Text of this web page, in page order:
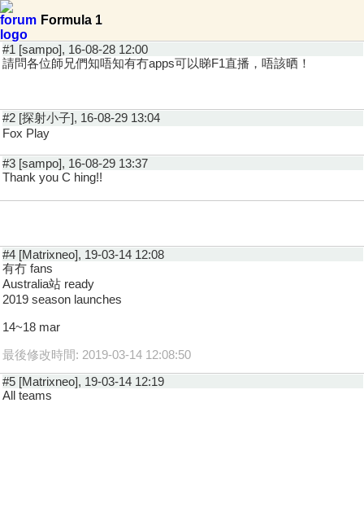
Formula 1
#1 [sampo], 16-08-28 12:00
請問各位師兄們知唔知有冇apps可以睇F1直播，唔該晒！
#2 [探射小子], 16-08-29 13:04
Fox Play
#3 [sampo], 16-08-29 13:37
Thank you C hing!!
#4 [Matrixneo], 19-03-14 12:08
有冇 fans
Australia站 ready
2019 season launches
14~18 mar
最後修改時間: 2019-03-14 12:08:50
#5 [Matrixneo], 19-03-14 12:19
All teams